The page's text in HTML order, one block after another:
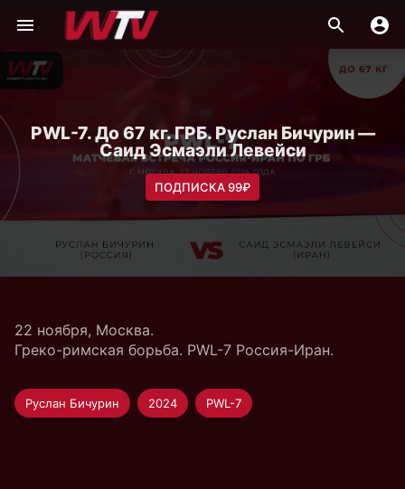
PWL-7. До 67 кг. ГРБ. Руслан Бичурин —
Саид Эсмаэли Левейси
ПОДПИСКА 99₽
22 ноября, Москва.
Греко-римская борьба. PWL-7 Россия-Иран.
Руслан Бичурин 2024 PWL-7